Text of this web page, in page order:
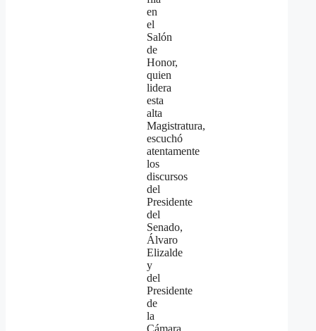
en
el
Salón
de
Honor,
quien
lidera
esta
alta
Magistratura,
escuchó
atentamente
los
discursos
del
Presidente
del
Senado,
Álvaro
Elizalde
y
del
Presidente
de
la
Cámara